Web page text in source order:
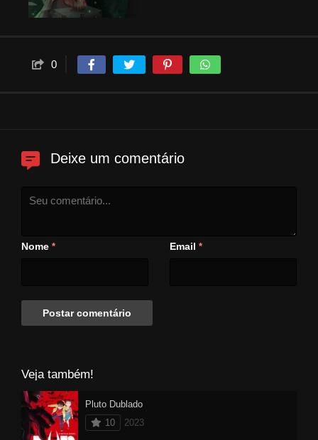
mesmo tempo, protege-o dos
assassinos. No entanto, seu
0
Deixe um comentário
Nome * Email *
Veja também!
Pluto Dublado
10
2023